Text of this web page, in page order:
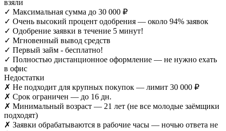
взяли
✓ Максимальная сумма до 30 000 ₽
✓ Очень высокий процент одобрения — около 94% заявок
✓ Одобрение заявки в течение 5 минут!
✓ Мгновенный вывод средств
✓ Первый займ - бесплатно!
✓ Полностью дистанционное оформление — не нужно ехать
в офис
Недостатки
✗ Не подходит для крупных покупок — лимит 30 000 ₽
✗ Срок ограничен — до 16 дн.
✗ Минимальный возраст — 21 лет (не все молодые заёмщики
подходят)
✗ Заявки обрабатываются в рабочие часы — ночью ответа не